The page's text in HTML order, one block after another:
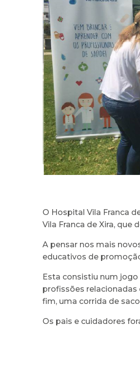
O Hospital Vila Franca
Vila Franca de Xira, que
A pensar nos mais
educativos de
Esta consistiu num
profissões
fim, uma corrida de
Os pais e cuidadores